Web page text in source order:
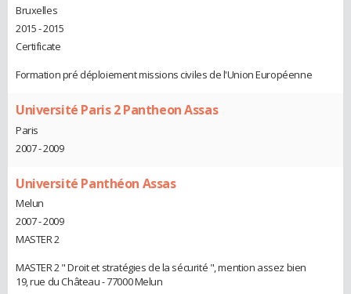
Bruxelles
2015 - 2015
Certificate
Formation pré déploiement missions civiles de l'Union Européenne
Université Paris 2 Pantheon Assas
Paris
2007 - 2009
Université Panthéon Assas
Melun
2007 - 2009
MASTER 2
MASTER 2 " Droit et stratégies de la sécurité ", mention assez bien
19, rue du Château - 77000 Melun